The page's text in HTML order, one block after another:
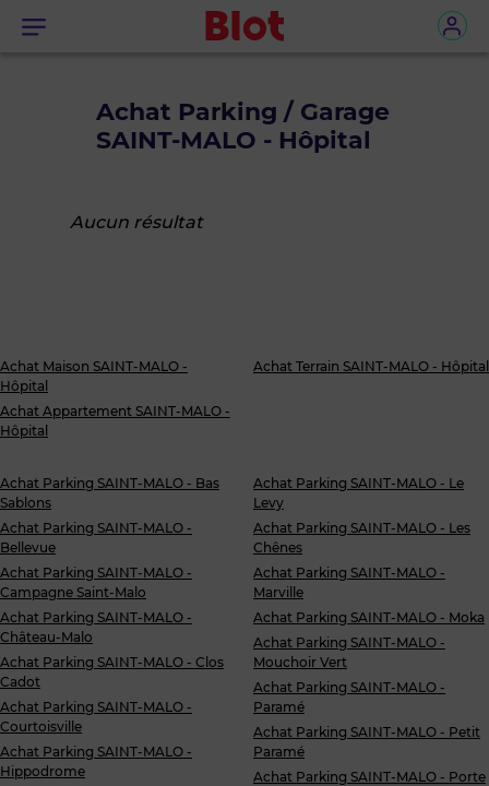
Menu
Achat Parking / Garage
SAINT-MALO - Hôpital
Aucun résultat
Achat Maison SAINT-MALO -
Hôpital
Achat Appartement SAINT-MALO -
Hôpital
Achat Terrain SAINT-MALO - Hôpital
Achat Parking SAINT-MALO - Bas
Sablons
Achat Parking SAINT-MALO -
Bellevue
Achat Parking SAINT-MALO -
Campagne Saint-Malo
Achat Parking SAINT-MALO -
Château-Malo
Achat Parking SAINT-MALO - Clos
Cadot
Achat Parking SAINT-MALO -
Courtoisville
Achat Parking SAINT-MALO -
Hippodrome
Achat Parking SAINT-MALO - Le
Levy
Achat Parking SAINT-MALO - Les
Chênes
Achat Parking SAINT-MALO -
Marville
Achat Parking SAINT-MALO - Moka
Achat Parking SAINT-MALO -
Mouchoir Vert
Achat Parking SAINT-MALO -
Paramé
Achat Parking SAINT-MALO - Petit
Paramé
Achat Parking SAINT-MALO - Porte